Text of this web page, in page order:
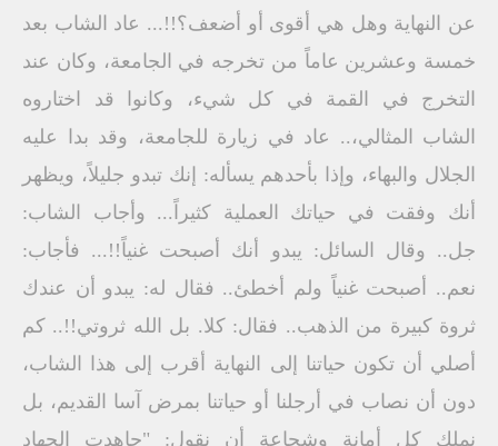
عن النهاية وهل هي أقوى أو أضعف؟!!... عاد الشاب بعد
خمسة وعشرين عاماً من تخرجه في الجامعة، وكان عند
التخرج في القمة في كل شيء، وكانوا قد اختاروه
الشاب المثالي،.. عاد في زيارة للجامعة، وقد بدا عليه
الجلال والبهاء، وإذا بأحدهم يسأله: إنك تبدو جليلاً، ويظهر
أنك وفقت في حياتك العملية كثيراً... وأجاب الشاب:
جل.. وقال السائل: يبدو أنك أصبحت غنياً!!... فأجاب:
نعم.. أصبحت غنياً ولم أخطئ.. فقال له: يبدو أن عندك
ثروة كبيرة من الذهب.. فقال: كلا. بل الله ثروتي!!.. كم
أصلي أن تكون حياتنا إلى النهاية أقرب إلى هذا الشاب،
دون أن نصاب في أرجلنا أو حياتنا بمرض آسا القديم، بل
نملك كل أمانة وشجاعة أن نقول: "جاهدت الجهاد